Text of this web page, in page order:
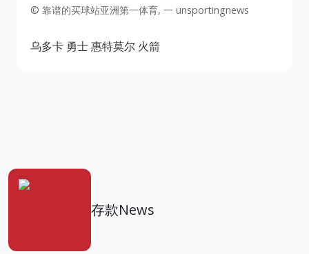
© 靠谱的买球站亚洲第一体育, 一 unsportingnews
乌多卡 勇士惠特莫尔 火箭
存款News